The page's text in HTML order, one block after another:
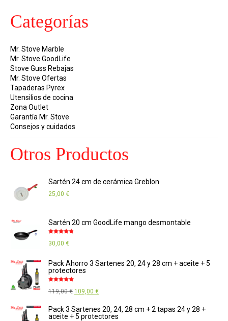
Categorías
Mr. Stove Marble
Mr. Stove GoodLife
Stove Guss Rebajas
Mr. Stove Ofertas
Tapaderas Pyrex
Utensilios de cocina
Zona Outlet
Garantía Mr. Stove
Consejos y cuidados
Otros Productos
Sartén 24 cm de cerámica Greblon
25,00 €
Sartén 20 cm GoodLife mango desmontable
con4.67de
30,00 €
Pack Ahorro 3 Sartenes 20, 24 y 28 cm + aceite + 5
protectores
con4.88de
119,00€ El
original
109,00 €El
actual
Pack 3 Sartenes 20, 24, 28 cm + 2 tapas 24 y 28 +
aceite + 5 protectores